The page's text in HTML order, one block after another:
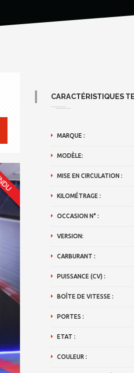
CARACTÉRISTIQUES
MARQUE :
MODÈLE:
MISE EN CIRCULATION :
KILOMÉTRAGE :
OCCASION N° :
VERSION:
CARBURANT :
PUISSANCE (CV) :
BOÎTE DE VITESSE :
PORTES :
ETAT :
COULEUR :